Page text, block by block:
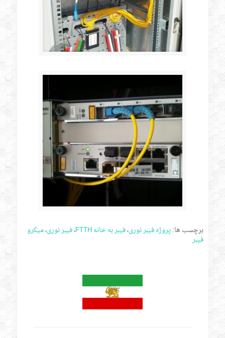
برچسب ها:پروژه فیبر نوری،فیبر به خانه FTTH ،فیبر نوری،میکرو
فیبر